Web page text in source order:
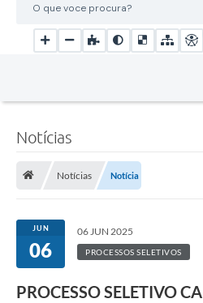
O que voce procura?
Notícias
Notícias Notícia
JUN
06
06 JUN 2025
PROCESSOS SELETIVOS
PROCESSO SELETIVO